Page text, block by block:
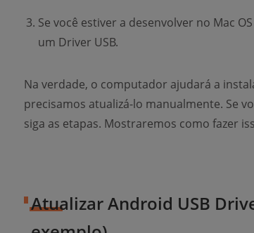
Se você estiver a desenvolver no Mac
um Driver USB.
Na verdade, o computador ajudará a
precisamos atualizá-lo manualmente. Se
siga as etapas. Mostraremos como fazer
Atualizar Android USB